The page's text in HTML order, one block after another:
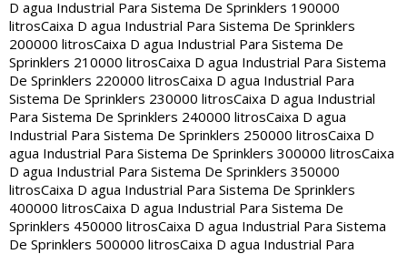
D agua Industrial Para Sistema De Sprinklers 190000
litrosCaixa D agua Industrial Para Sistema De Sprinklers
200000 litrosCaixa D agua Industrial Para Sistema De
Sprinklers 210000 litrosCaixa D agua Industrial Para Sistema
De Sprinklers 220000 litrosCaixa D agua Industrial Para
Sistema De Sprinklers 230000 litrosCaixa D agua Industrial
Para Sistema De Sprinklers 240000 litrosCaixa D agua
Industrial Para Sistema De Sprinklers 250000 litrosCaixa D
agua Industrial Para Sistema De Sprinklers 300000 litrosCaixa
D agua Industrial Para Sistema De Sprinklers 350000
litrosCaixa D agua Industrial Para Sistema De Sprinklers
400000 litrosCaixa D agua Industrial Para Sistema De
Sprinklers 450000 litrosCaixa D agua Industrial Para Sistema
De Sprinklers 500000 litrosCaixa D agua Industrial Para